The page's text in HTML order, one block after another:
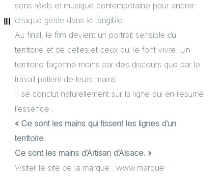
sons réels et musique contemporaine pour ancrer
chaque geste dans le tangible.
Au final, le film devient un portrait sensible du
territoire et de celles et ceux qui le font vivre. Un
territoire façonné moins par des discours que par le
travail patient de leurs mains.
Il se conclut naturellement sur la ligne qui en résume
l’essence :
« Ce sont les mains qui tissent les lignes d’un
territoire.
Ce sont les mains d’Artisan d’Alsace. »
Visiter le site de la marque : www.marque-